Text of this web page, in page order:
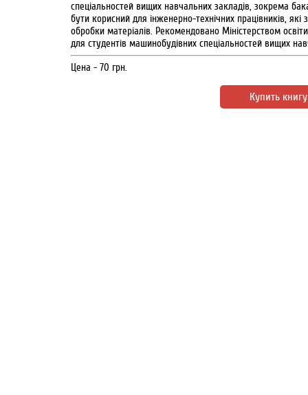
спеціальностей вищих навчальних закладів, зокрема
бути корисний для інженерно-технічних працівників,
обробки матеріалів. Рекомендовано Міністерством
для студентів машинобудівних спеціальностей вищих
Цена - 70 грн.
Купить книгу